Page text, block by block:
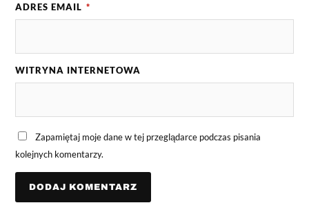
ADRES EMAIL *
WITRYNA INTERNETOWA
Zapamiętaj moje dane w tej przeglądarce podczas pisania
kolejnych komentarzy.